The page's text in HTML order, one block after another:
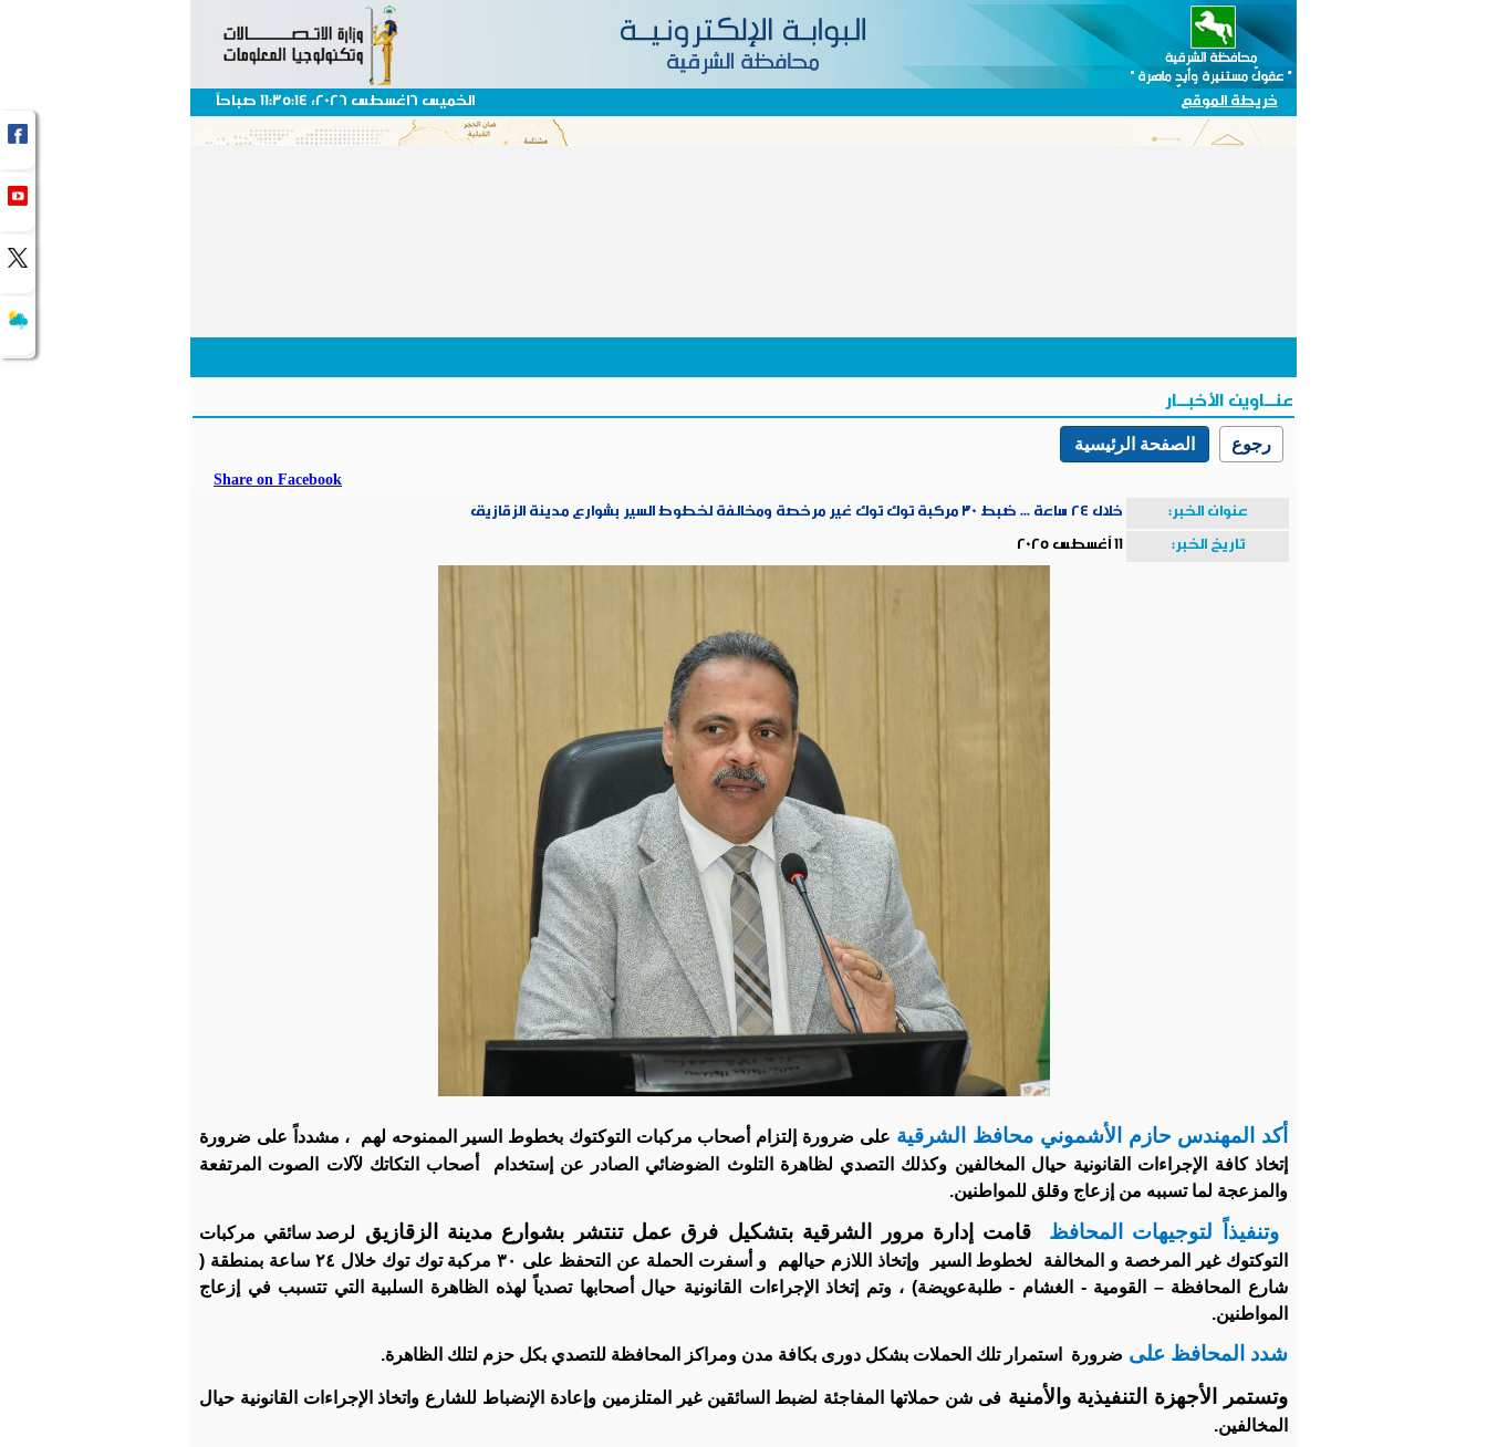
خريطة الموقع الخميس 6اغسطس 2026، 11:35:14 صباحاً
عنـــاوين الأخبـــار
رجوع الصفحة الرئيسية
Share on Facebook
عنوان الخبر: خلال ٢٤ ساعة ... ضبط ٣٠ مركبة توك توك غير مرخصة ومخالفة لخطوط السير بشوارع مدينة الزقازيق
تاريخ الخبر: 11 أغسطس 2025
أكد المهندس حازم الأشموني محافظ الشرقية على ضرورة إلتزام أصحاب مركبات التوكتوك بخطوط السير الممنوحه لهم
، مشدداً على ضرورة
إتخاذ كافة الإجراءات القانونية حيال المخالفين وكذلك التصدي لظاهرة التلوث الضوضائي الصادر عن إستخدام
أصحاب التكاتك لآلات الصوت المرتفعة
والمزعجة لما تسببه من إزعاج وقلق للمواطنين.
وتنفيذاً لتوجيهات المحافظ قامت إدارة مرور الشرقية بتشكيل فرق عمل تنتشر بشوارع مدينة الزقازيق
لرصد سائقي مركبات
التوكتوك غير المرخصة و المخالفة
لخطوط السير وإتخاذ اللازم حيالهم
و أسفرت الحملة عن التحفظ على ٣٠ مركبة توك توك خلال ٢٤ ساعة بمنطقة (
شارع المحافظة – القومية - الغشام - طلبةعويضة) ، وتم إتخاذ الإجراءات القانونية حيال أصحابها تصدياً لهذه الظاهرة السلبية التي تتسبب في إزعاج
المواطنين.
شدد المحافظ على ضرورة استمرار تلك الحملات بشكل دورى بكافة مدن ومراكز المحافظة للتصدي بكل حزم لتلك الظاهرة.
وتستمر الأجهزة التنفيذية والأمنيةفى شن حملاتها المفاجئة لضبط السائقين غير المتلزمين وإعادة الإنضباط للشارع واتخاذ الإجراءات القانونية حيال
المخالفين.